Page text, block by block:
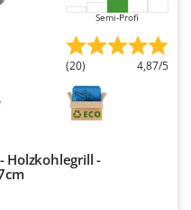
Semi-Profi
(20) 4,87/5
Holzkohlegrill -